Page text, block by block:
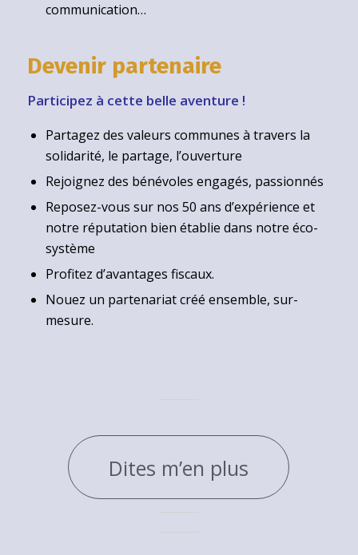
communication…
Devenir partenaire
Participez à cette belle aventure !
Partagez des valeurs communes à travers la
solidarité, le partage, l’ouverture
Rejoignez des bénévoles engagés, passionnés
Reposez-vous sur nos 50 ans d’expérience et
notre réputation bien établie dans notre éco-
système
Profitez d’avantages fiscaux.
Nouez un partenariat créé ensemble, sur-
mesure.
Dites m’en plus